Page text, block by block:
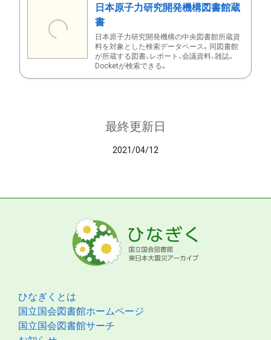
日本原子力研究開発機構図書館蔵
書
日本原子力研究開発機構の中央図書館所蔵資
料を対象とした検索データベース。同図書館
が所蔵する図書、レポート、会議資料、雑誌、
Docketが検索できる。
最終更新日
2021/04/12
ひなぎくとは
国立国会図書館ホームページ
国立国会図書館サーチ